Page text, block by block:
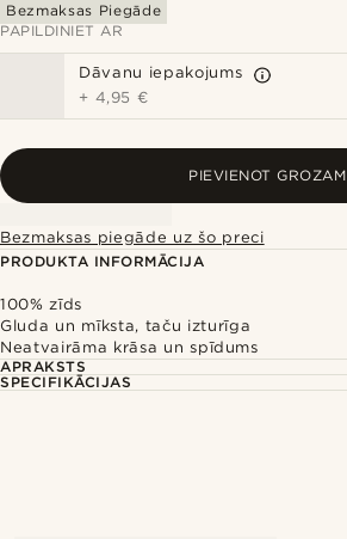
Bezmaksas Piegāde
PAPILDINIET AR
Dāvanu iepakojums
+ 4,95 €
PIEVIENOT GROZAM
Bezmaksas piegāde uz šo preci
PRODUKTA INFORMĀCIJA
100% zīds
Gluda un mīksta, taču izturīga
Neatvairāma krāsa un spīdums
APRAKSTS
SPECIFIKĀCIJAS